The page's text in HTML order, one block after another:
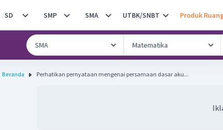
SD SMP SMA UTBK/SNBT Produk
Beranda Perhatikan pernyataan mengenai persamaan dasar aku...